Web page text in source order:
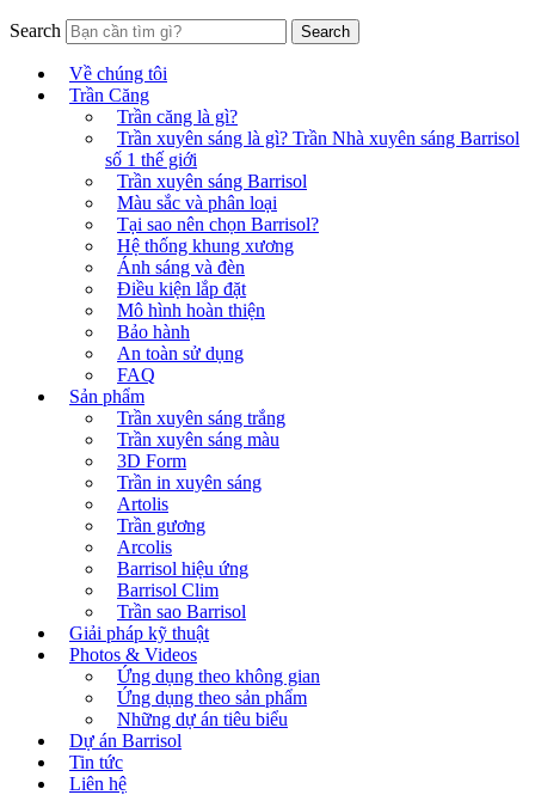
Search
Về chúng tôi
Trần Căng
Trần căng là gì?
Trần xuyên sáng là gì? Trần Nhà xuyên sáng Barrisol
số 1 thế giới
Trần xuyên sáng Barrisol
Màu sắc và phân loại
Tại sao nên chọn Barrisol?
Hệ thống khung xương
Ánh sáng và đèn
Điều kiện lắp đặt
Mô hình hoàn thiện
Bảo hành
An toàn sử dụng
FAQ
Sản phẩm
Trần xuyên sáng trắng
Trần xuyên sáng màu
3D Form
Trần in xuyên sáng
Artolis
Trần gương
Arcolis
Barrisol hiệu ứng
Barrisol Clim
Trần sao Barrisol
Giải pháp kỹ thuật
Photos & Videos
Ứng dụng theo không gian
Ứng dụng theo sản phẩm
Những dự án tiêu biểu
Dự án Barrisol
Tin tức
Liên hệ